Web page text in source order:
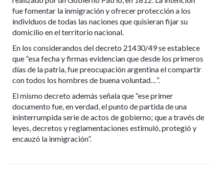
fue fomentar la inmigración y ofrecer protección a los
individuos de todas las naciones que quisieran fijar su
domicilio en el territorio nacional.
En los considerandos del decreto 21430/49 se establece
que “esa fecha y firmas evidencian que desde los primeros
días de la patria, fue preocupación argentina el compartir
con todos los hombres de buena voluntad…”.
El mismo decreto además señala que “ese primer
documento fue, en verdad, el punto de partida de una
ininterrumpida serie de actos de gobierno; que a través de
leyes, decretos y reglamentaciones estimuló, protegió y
encauzó la inmigración”.